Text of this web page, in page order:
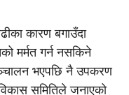
कारण बगाउँदा
मर्मत गर्न नसकिने
भएपछि नै उपकरण
समितिले जनाएको